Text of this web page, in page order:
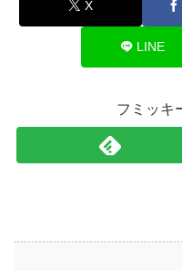
X
LINE
フミッキ